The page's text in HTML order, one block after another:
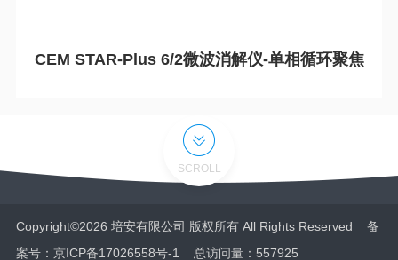
CEM STAR-Plus 6/2微波消解仪-单相循环聚焦
SCROLL
Copyright©2026 培安有限公司 版权所有 All Rights Reserved 备
案号： 京ICP备17026558号-1 总访问量：557925